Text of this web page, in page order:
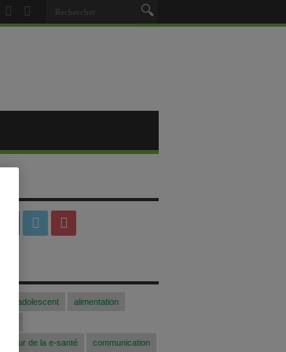
adolescent alimentation
coeur de la e-santé communication